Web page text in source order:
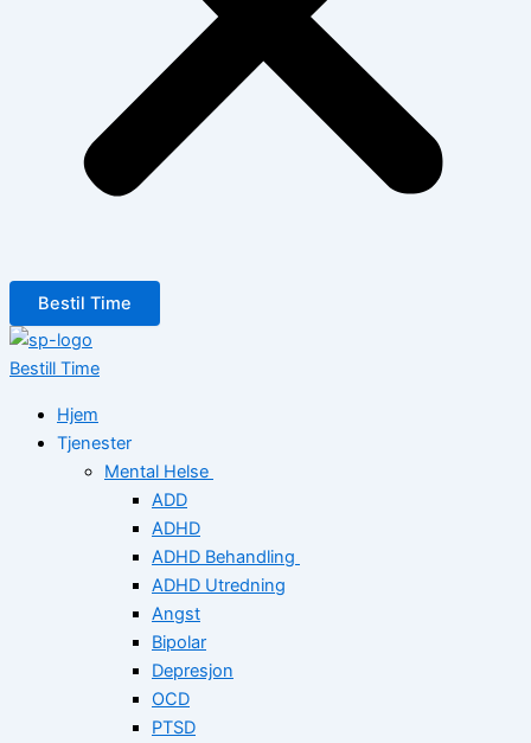
Bestil Time
Bestill Time
Hjem
Tjenester
Mental Helse
ADD
ADHD
ADHD Behandling
ADHD Utredning
Angst
Bipolar
Depresjon
OCD
PTSD